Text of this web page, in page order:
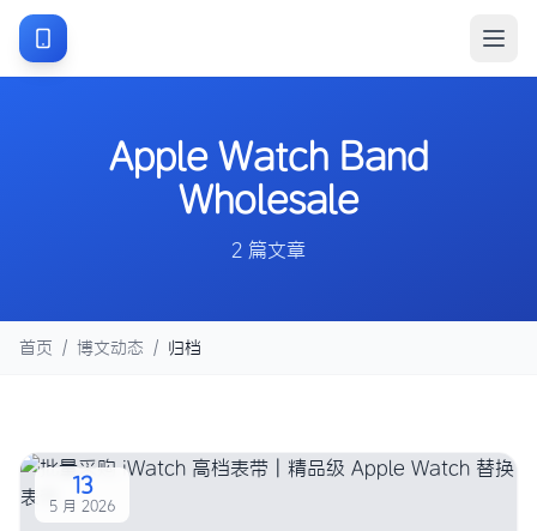
Apple Watch Band
Wholesale
2 篇文章
首页 / 博文动态 / 归档
13
5 月 2026